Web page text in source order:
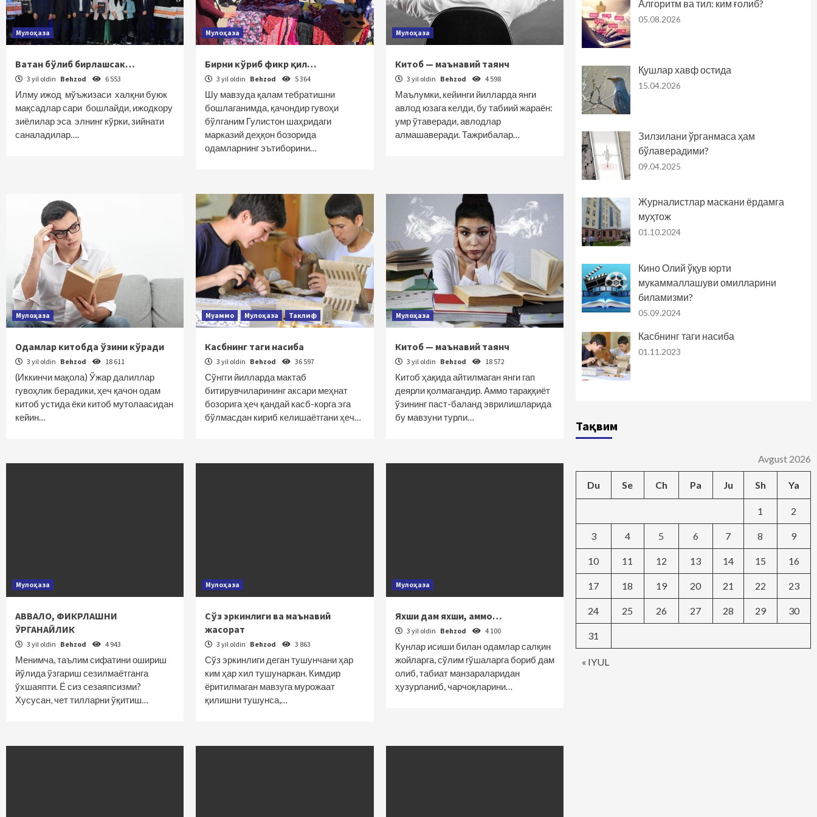
Мулоҳаза
Ватан бўлиб бирлашсак…
3 yil oldin Behzod 6 553
Илму ижод мўъжизаси халқни буюк
мақсадлар сари бошлайди, ижодкору
зиёлилар эса элнинг кўрки, зийнати
саналадилар….
Мулоҳаза
Бирни кўриб фикр қил…
3 yil oldin Behzod 5 364
Шу мавзуда қалам тебратишни
бошлаганимда, қачондир гувоҳи
бўлганим Гулистон шаҳридаги
марказий деҳқон бозорида
одамларнинг эътиборини…
Мулоҳаза
Китоб — маънавий таянч
3 yil oldin Behzod 4 598
Маълумки, кейинги йилларда янги
авлод юзага келди, бу табиий жараён:
умр ўтаверади, авлодлар
алмашаверади. Тажрибалар…
Мулоҳаза
Одамлар китобда ўзини кўради
3 yil oldin Behzod 18 611
(Иккинчи мақола) Ўжар далиллар
гувоҳлик берадики, ҳеч қачон одам
китоб устида ёки китоб мутолаасидан
кейин…
Муаммо Мулоҳаза Таклиф
Касбнинг таги насиба
3 yil oldin Behzod 36 597
Сўнгги йилларда мактаб
битирувчиларининг аксари меҳнат
бозорига ҳеч қандай касб-корга эга
бўлмасдан кириб келишаётгани ҳеч…
Мулоҳаза
Китоб — маънавий таянч
3 yil oldin Behzod 18 572
Китоб ҳақида айтилмаган янги гап
деярли қолмагандир. Аммо тараққиёт
ўзининг паст-баланд эврилишларида
бу мавзуни турли…
Мулоҳаза
АВВАЛО, ФИКРЛАШНИ
ЎРГАНАЙЛИК
3 yil oldin Behzod 4 943
Менимча, таълим сифатини ошириш
йўлида ўзгариш сезилмаётганга
ўхшаяпти. Ё сиз сезаяпсизми?
Хусусан, чет тилларни ўқитиш…
Мулоҳаза
Сўз эркинлиги ва маънавий
жасорат
3 yil oldin Behzod 3 863
Сўз эркинлиги деган тушунчани ҳар
ким ҳар хил тушунаркан. Кимдир
ёритилмаган мавзуга мурожаат
қилишни тушунса,…
Мулоҳаза
Яхши дам яхши, аммо…
3 yil oldin Behzod 4 100
Кунлар исиши билан одамлар салқин
жойларга, сўлим гўшаларга бориб дам
олиб, табиат манзараларидан
ҳузурланиб, чарчоқларини…
Алгоритм ва тил: ким ғолиб?
05.08.2026
Қушлар хавф остида
15.04.2026
Зилзилани ўрганмаса ҳам
бўлаверадими?
09.04.2025
Журналистлар маскани ёрдамга
муҳтож
01.10.2024
Кино Олий ўқув юрти
мукаммаллашуви омилларини
биламизми?
05.09.2024
Касбнинг таги насиба
01.11.2023
Тақвим
Avgust 2026
Du Se Ch Pa Ju Sh Ya
« IYUL
1 2
3 4 5 6 7 8 9
10 11 12 13 14 15 16
17 18 19 20 21 22 23
24 25 26 27 28 29 30
31